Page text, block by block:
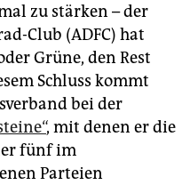
zu stärken – der
Club (ADFC) hat
Grüne, den Rest
Schluss kommt
bei der
, mit denen er die
fünf im
Parteien